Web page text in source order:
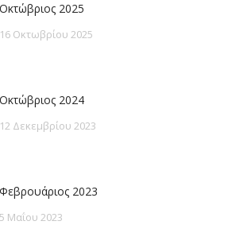
Οκτώβριος 2025
16 Οκτωβρίου 2025
Οκτώβριος 2024
12 Δεκεμβρίου 2023
Φεβρουάριος 2023
5 Μαΐου 2023